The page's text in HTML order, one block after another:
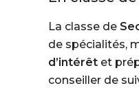
La classe de
de spécialités,
d’intérêt et
conseiller de